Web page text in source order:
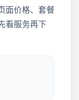
面价格、套餐
看服务再下